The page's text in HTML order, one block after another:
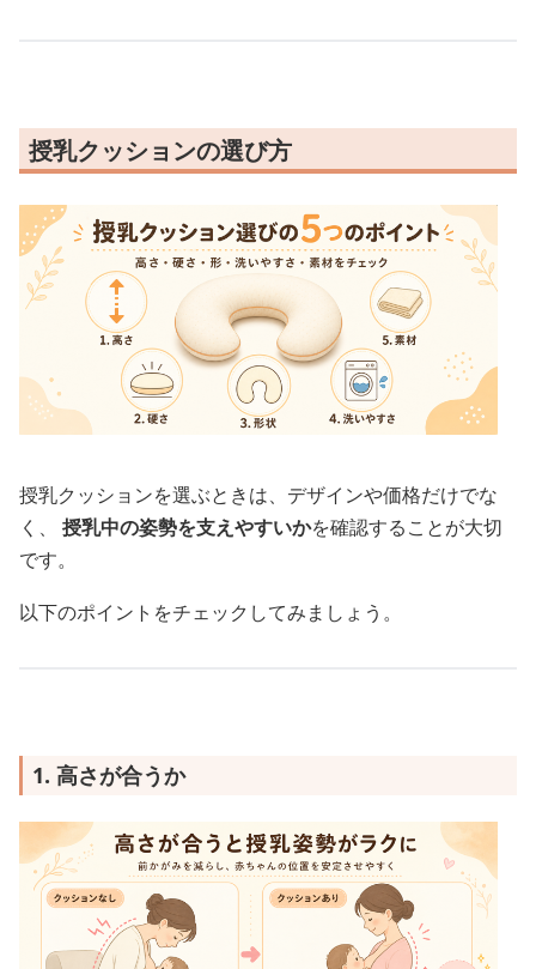
授乳クッションの選び方
授乳クッションを選ぶときは、デザインや価格だけでな
く、 授乳中の姿勢を支えやすいかを確認することが大切
です。
以下のポイントをチェックしてみましょう。
1. 高さが合うか